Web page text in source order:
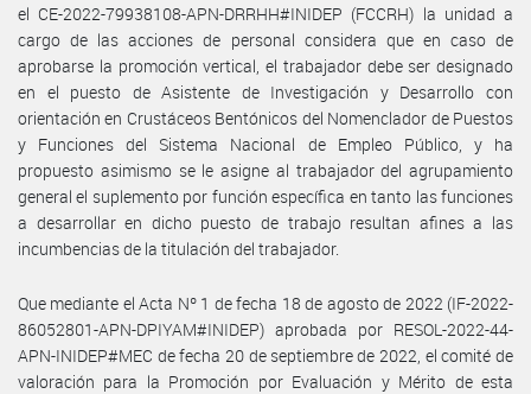
el CE-2022-79938108-APN-DRRHH#INIDEP (FCCRH) la unidad a
cargo de las acciones de personal considera que en caso de
aprobarse la promoción vertical, el trabajador debe ser designado
en el puesto de Asistente de Investigación y Desarrollo con
orientación en Crustáceos Bentónicos del Nomenclador de Puestos
y Funciones del Sistema Nacional de Empleo Público, y ha
propuesto asimismo se le asigne al trabajador del agrupamiento
general el suplemento por función específica en tanto las funciones
a desarrollar en dicho puesto de trabajo resultan afines a las
incumbencias de la titulación del trabajador.
Que mediante el Acta Nº 1 de fecha 18 de agosto de 2022 (IF-2022-
86052801-APN-DPIYAM#INIDEP) aprobada por RESOL-2022-44-
APN-INIDEP#MEC de fecha 20 de septiembre de 2022, el comité de
valoración para la Promoción por Evaluación y Mérito de esta